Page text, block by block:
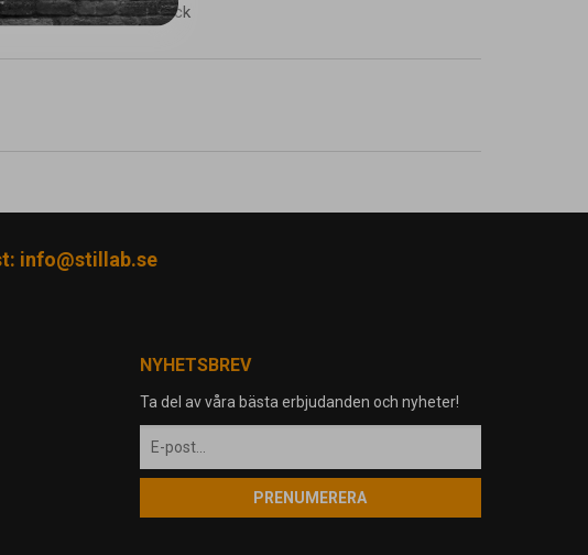
en stor beställning. Tack
info@stillab.se
NYHETSBREV
Ta del av våra bästa erbjudanden och nyheter!
PRENUMERERA